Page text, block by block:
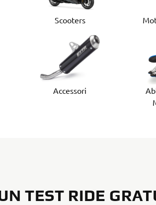
Scooters
Accessori
TEST RIDE